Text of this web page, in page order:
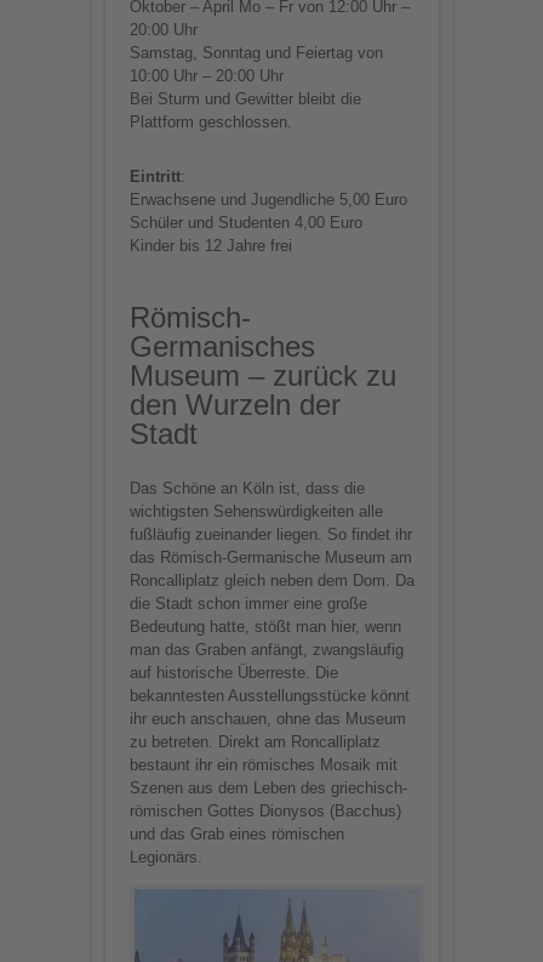
Oktober – April Mo – Fr von 12:00 Uhr –
20:00 Uhr
Samstag, Sonntag und Feiertag von
10:00 Uhr – 20:00 Uhr
Bei Sturm und Gewitter bleibt die
Plattform geschlossen.
Eintritt:
Erwachsene und Jugendliche 5,00 Euro
Schüler und Studenten 4,00 Euro
Kinder bis 12 Jahre frei
Römisch-
Germanisches
Museum – zurück zu
den Wurzeln der
Stadt
Das Schöne an Köln ist, dass die
wichtigsten Sehenswürdigkeiten alle
fußläufig zueinander liegen. So findet ihr
das Römisch-Germanische Museum am
Roncalliplatz gleich neben dem Dom. Da
die Stadt schon immer eine große
Bedeutung hatte, stößt man hier, wenn
man das Graben anfängt, zwangsläufig
auf historische Überreste. Die
bekanntesten Ausstellungsstücke könnt
ihr euch anschauen, ohne das Museum
zu betreten. Direkt am Roncalliplatz
bestaunt ihr ein römisches Mosaik mit
Szenen aus dem Leben des griechisch-
römischen Gottes Dionysos (Bacchus)
und das Grab eines römischen
Legionärs.